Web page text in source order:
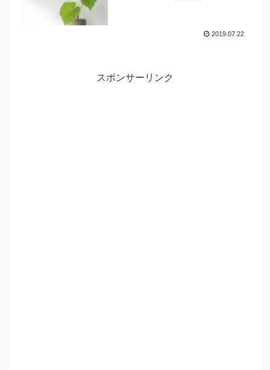
2019.07.22
スポンサーリンク